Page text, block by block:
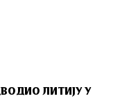
ЛИТИЈУ У